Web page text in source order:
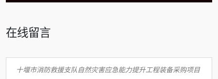
在线留言